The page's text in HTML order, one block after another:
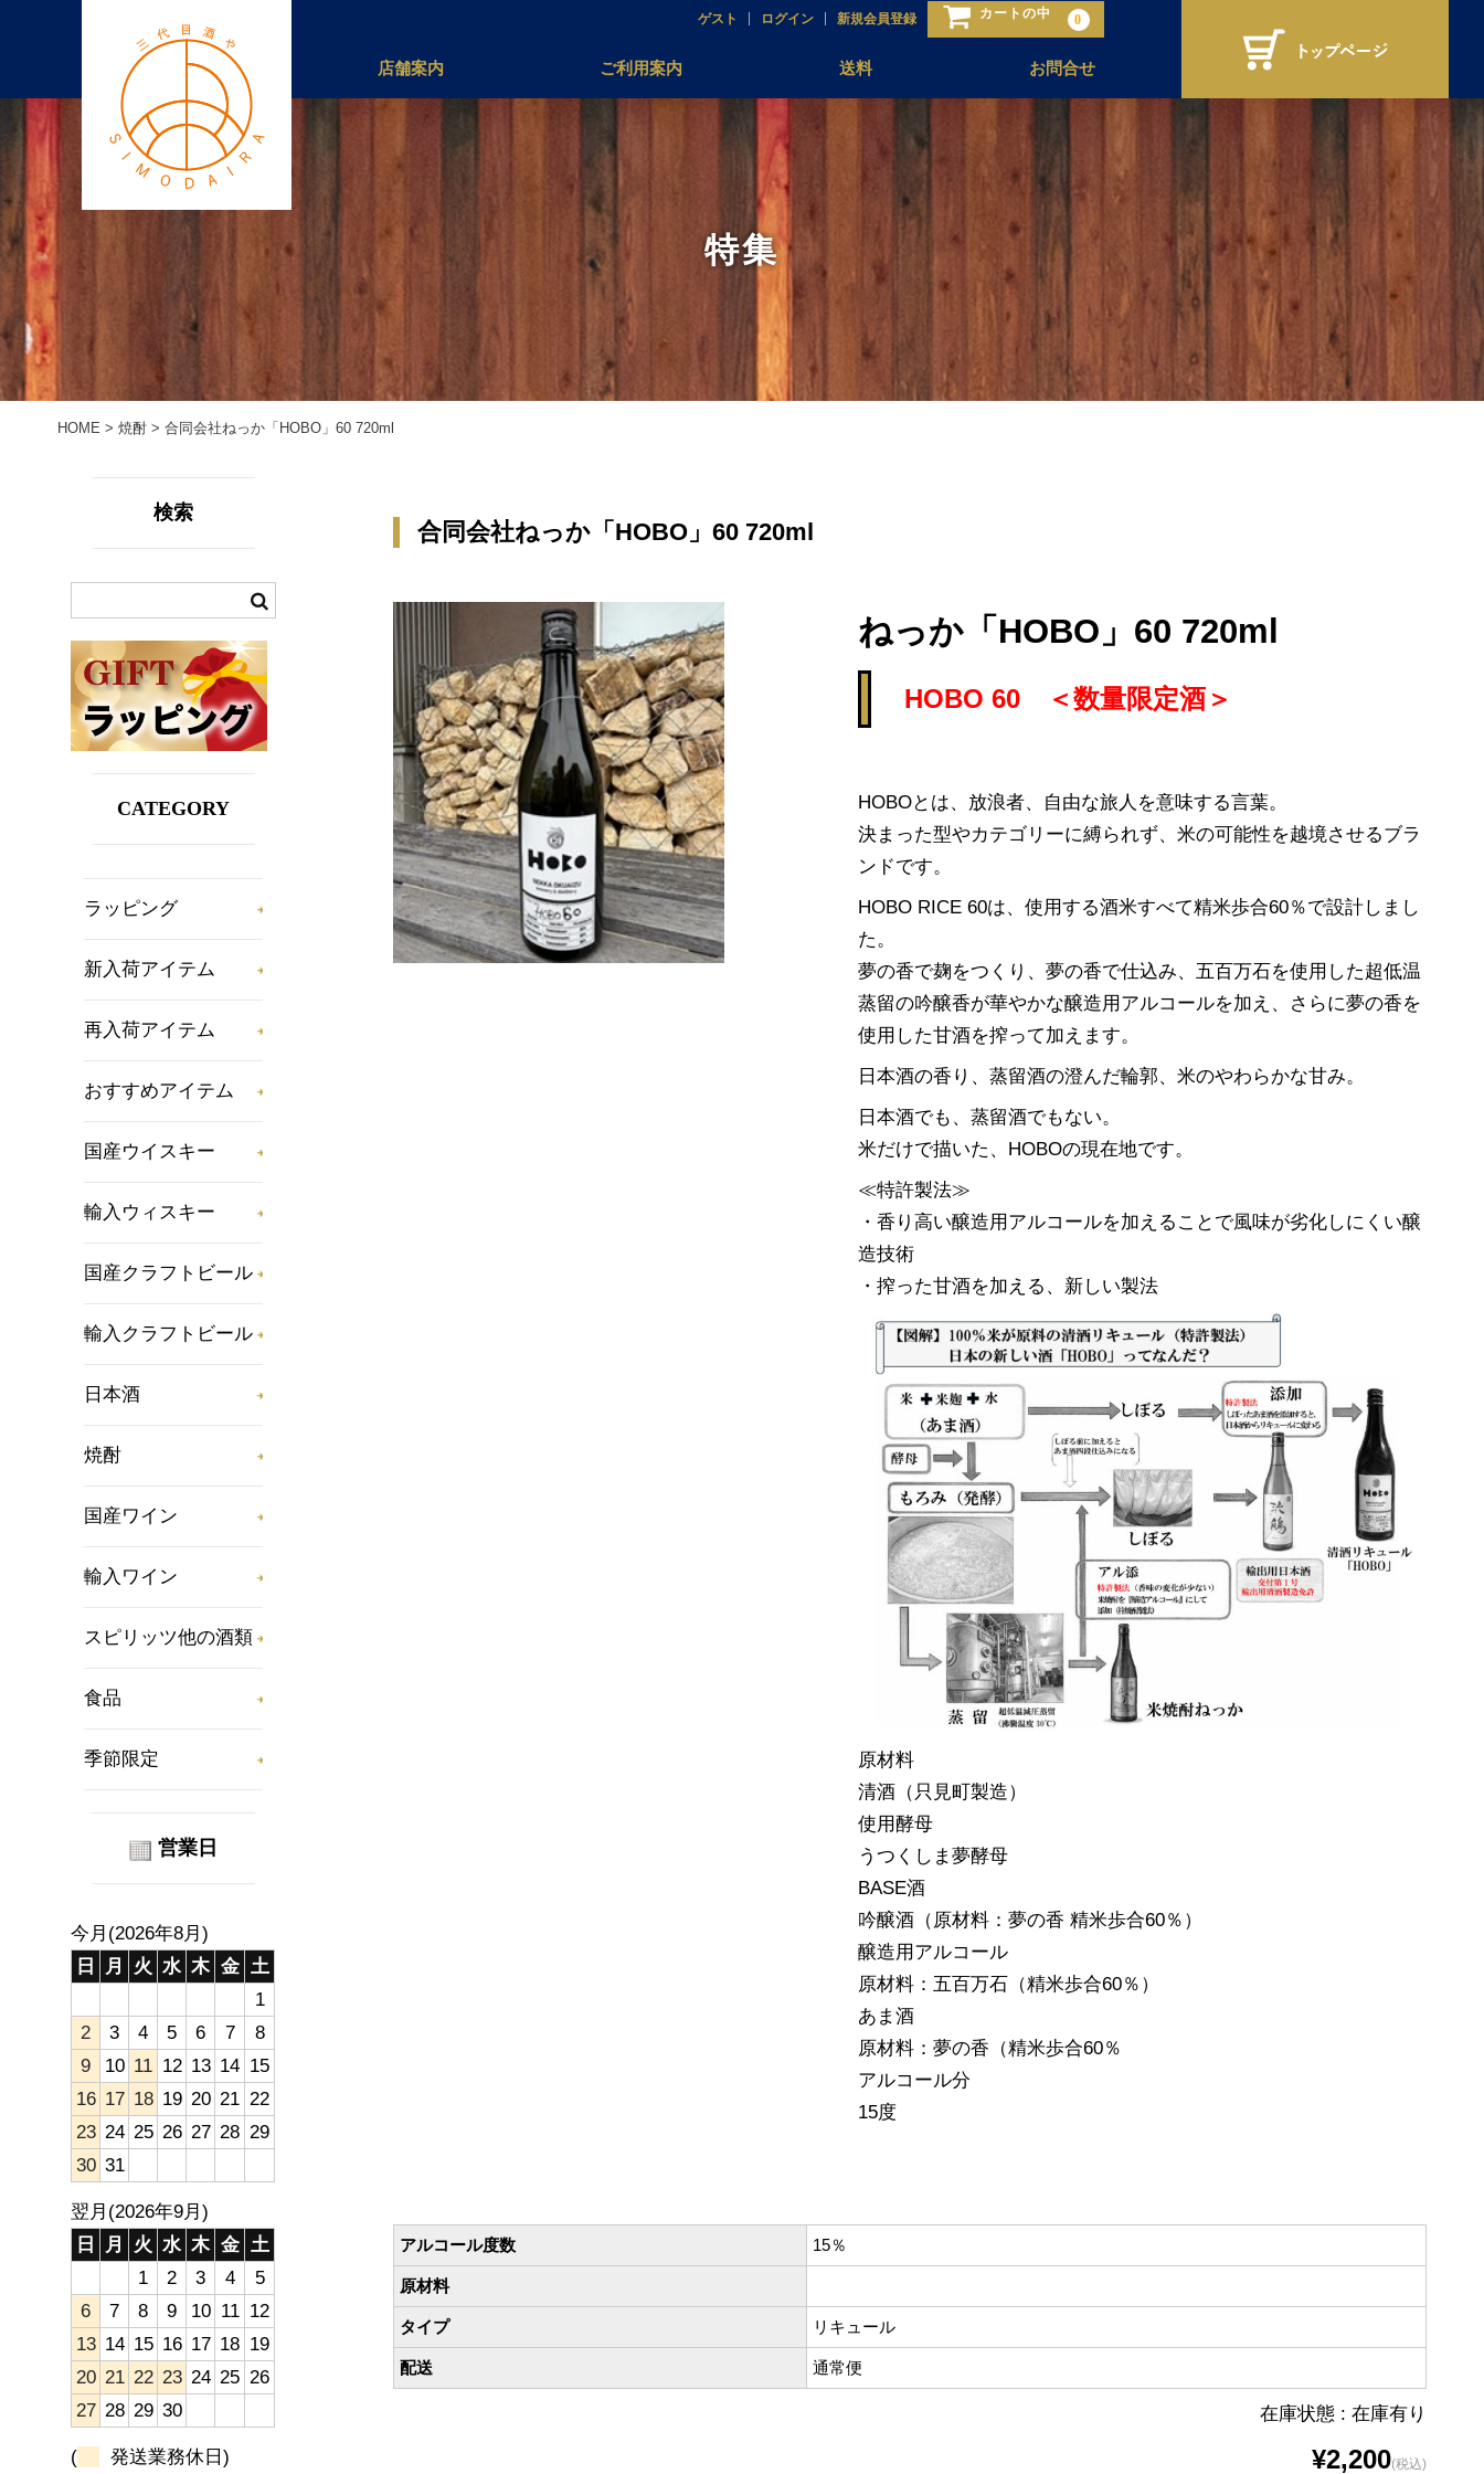
ゲスト ログイン 新規会員登録 カートの中 0
店舗案内 ご利用案内 送料 お問合せ
特集
HOME > 焼酎 > 合同会社ねっか「HOBO」60 720ml
合同会社ねっか「HOBO」60 720ml
ねっか「HOBO」60 720ml
HOBO 60 ＜数量限定酒＞
HOBOとは、放浪者、自由な旅人を意味する言葉。
決まった型やカテゴリーに縛られず、米の可能性を越境させるブラ
ンドです。
HOBO RICE 60は、使用する酒米すべて精米歩合60％で設計しまし
た。
夢の香で麹をつくり、夢の香で仕込み、五百万石を使用した超低温
蒸留の吟醸香が華やかな醸造用アルコールを加え、さらに夢の香を
使用した甘酒を搾って加えます。
日本酒の香り、蒸留酒の澄んだ輪郭、米のやわらかな甘み。
日本酒でも、蒸留酒でもない。
米だけで描いた、HOBOの現在地です。
≪特許製法≫
・香り高い醸造用アルコールを加えることで風味が劣化しにくい醸
造技術
・搾った甘酒を加える、新しい製法
原材料
清酒（只見町製造）
使用酵母
うつくしま夢酵母
BASE酒
吟醸酒（原材料：夢の香 精米歩合60％）
醸造用アルコール
原材料：五百万石（精米歩合60％）
あま酒
原材料：夢の香（精米歩合60％
アルコール分
15度
アルコール度数 15％
原材料
タイプ リキュール
配送 通常便
在庫状態 : 在庫有り
¥2,200(税込)
検索
CATEGORY
ラッピング
新入荷アイテム
再入荷アイテム
おすすめアイテム
国産ウイスキー
輸入ウィスキー
国産クラフトビール
輸入クラフトビール
日本酒
焼酎
国産ワイン
輸入ワイン
スピリッツ他の酒類
食品
季節限定
営業日
今月(2026年8月)
日
月 火 水 木 金 土
1
2
3 4 5 6 7
8
9
10 11 12 13 14 15
16 17 18 19 20 21 22
23 24 25 26 27 28 29
30 31
翌月(2026年9月)
日
月 火 水 木 金 土
1
2 3 4
5
6
7 8 9 10 11 12
13 14 15 16 17 18 19
20 21 22 23 24 25 26
27 28 29 30
( 発送業務休日)